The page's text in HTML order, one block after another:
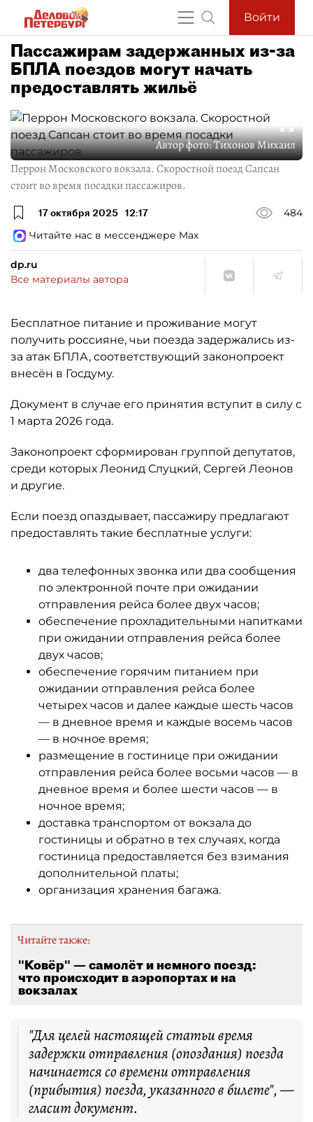
Войти
Пассажирам задержанных из-за
БПЛА поездов могут начать
предоставлять жильё
Автор фото:Тихонов Михаил
Перрон Московского вокзала. Скоростной поезд Сапсан
стоит во время посадки пассажиров.
17 октября 2025 12:17
484
Читайте нас в мессенджере Max
dp.ru
Все материалы автора
Бесплатное питание и проживание могут
получить россияне, чьи поезда задержались из-
за атак БПЛА, соответствующий законопроект
внесён в Госдуму.
Документ в случае его принятия вступит в силу с
1 марта 2026 года.
Законопроект сформирован группой депутатов,
среди которых Леонид Слуцкий, Сергей Леонов
и другие.
Если поезд опаздывает, пассажиру предлагают
предоставлять такие бесплатные услуги:
два телефонных звонка или два сообщения
по электронной почте при ожидании
отправления рейса более двух часов;
обеспечение прохладительными напитками
при ожидании отправления рейса более
двух часов;
обеспечение горячим питанием при
ожидании отправления рейса более
четырех часов и далее каждые шесть часов
— в дневное время и каждые восемь часов
— в ночное время;
размещение в гостинице при ожидании
отправления рейса более восьми часов — в
дневное время и более шести часов — в
ночное время;
доставка транспортом от вокзала до
гостиницы и обратно в тех случаях, когда
гостиница предоставляется без взимания
дополнительной платы;
организация хранения багажа.
Читайте также:
"Ковёр" — самолёт и немного поезд:
что происходит в аэропортах и на
вокзалах
"Для целей настоящей статьи время
задержки отправления (опоздания) поезда
начинается со времени отправления
(прибытия) поезда, указанного в билете", —
гласит документ.